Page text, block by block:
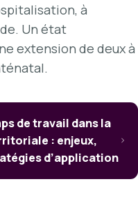
à
Un état
extension de deux à
de travail dans la
: enjeux,
d’application